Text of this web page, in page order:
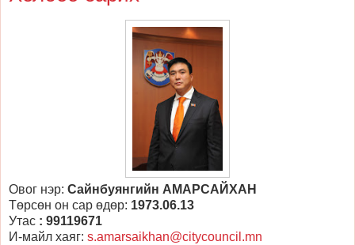
Овог нэр: Сайнбуянгийн АМАРСАЙХАН
Төрсөн он сар өдөр: 1973.06.13
Утас : 99119671
И-майл хаяг: s.amarsaikhan@citycouncil.mn